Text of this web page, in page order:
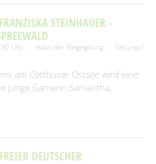
STEINHAUER -
Uhr Haus der Begegnung
Lesung /
am Cottbuser Ostsee wird eine
junge Gamerin Samantha,
DEUTSCHER